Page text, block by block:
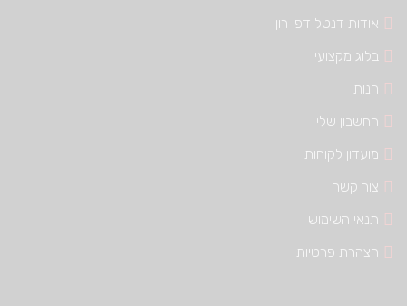
אודות דנטל דפו רון
בלוג מקצועי
חנות
החשבון שלי
מועדון לקוחות
צור קשר
תנאי השימוש
הצהרת פרטיות